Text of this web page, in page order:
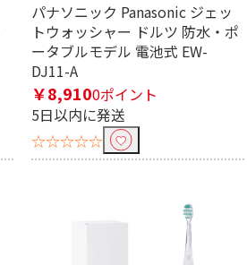
パナソニック Panasonic ジェッ
トウォッシャー ドルツ 防水・ポ
ータブルモデル 電池式 EW-
DJ11-A
￥8,9100ポイント
5日以内に発送
☆☆☆☆☆